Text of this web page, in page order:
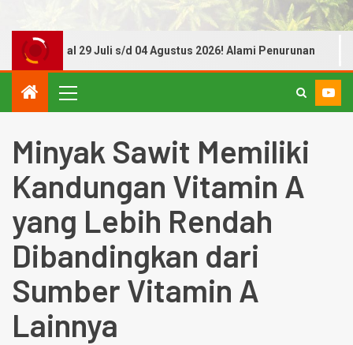
Tanggal 29 Juli s/d 04 Agustus 2026! Alami Penurunan
Minyak Sawit Memiliki
Kandungan Vitamin A
yang Lebih Rendah
Dibandingkan dari
Sumber Vitamin A
Lainnya